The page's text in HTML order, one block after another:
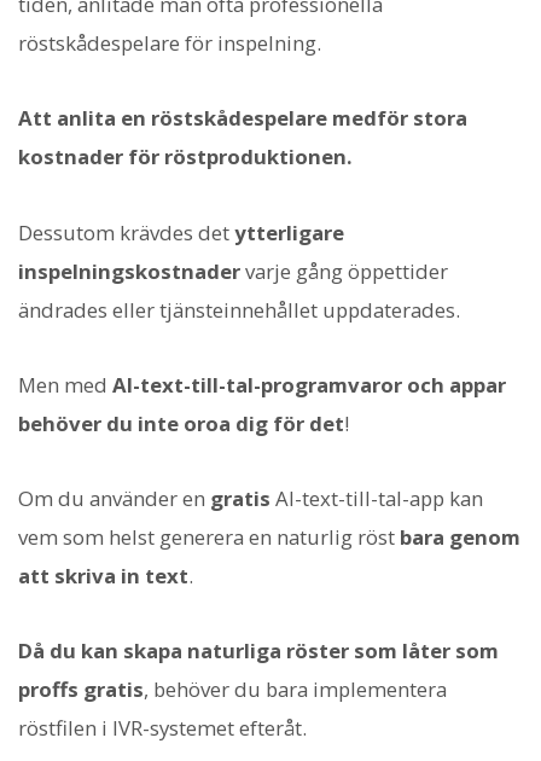
röstskådespelare för inspelning.
Att anlita en röstskådespelare medför stora
kostnader för röstproduktionen.
Dessutom krävdes detytterligare
inspelningskostnadervarje gång öppettider
ändrades eller tjänsteinnehållet uppdaterades.
Men med AI-text-till-tal-programvaror och appar
behöver du inte oroa dig för det!
Om du använder en gratis AI-text-till-tal-app kan
vem som helst generera en naturlig röst bara genom
att skriva in text.
Då du kan skapa naturliga röster som låter som
proffs gratis, behöver du bara implementera
röstfilen i IVR-systemet efteråt.